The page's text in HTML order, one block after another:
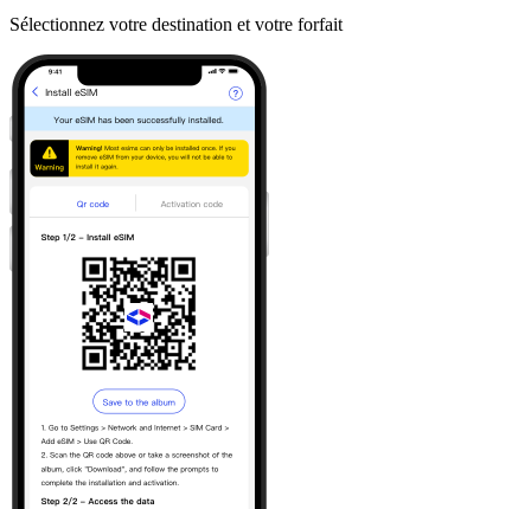
Sélectionnez votre destination et votre forfait